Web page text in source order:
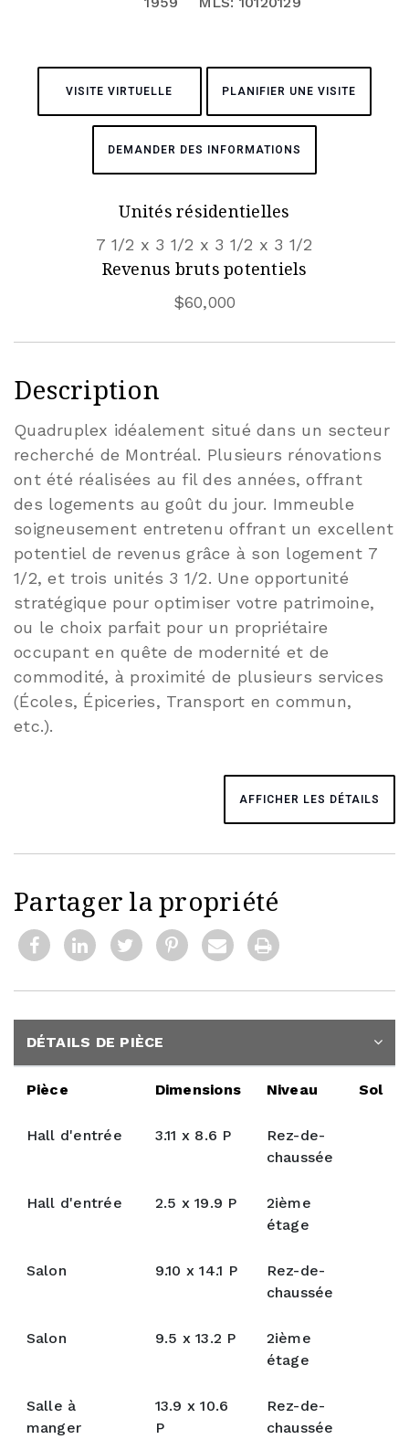
VISITE VIRTUELLE PLANIFIER UNE VISITE
DEMANDER DES INFORMATIONS
Unités résidentielles
7 1/2 x 3 1/2 x 3 1/2 x 3 1/2
Revenus bruts potentiels
$60,000
Description
Quadruplex idéalement situé dans un secteur
recherché de Montréal. Plusieurs rénovations
ont été réalisées au fil des années, offrant
des logements au goût du jour. Immeuble
soigneusement entretenu offrant un excellent
potentiel de revenus grâce à son logement 7
1/2, et trois unités 3 1/2. Une opportunité
stratégique pour optimiser votre patrimoine,
ou le choix parfait pour un propriétaire
occupant en quête de modernité et de
commodité, à proximité de plusieurs services
(Écoles, Épiceries, Transport en commun,
etc.).
AFFICHER LES DÉTAILS
Partager la propriété
DÉTAILS DE PIÈCE
Pièce Dimensions Niveau Sol
Hall d'entrée 3.11 x 8.6 P
Rez-de-
chaussée
Hall d'entrée 2.5 x 19.9 P
2ième
étage
Salon 9.10 x 14.1 P
Rez-de-
chaussée
Salon 9.5 x 13.2 P
2ième
étage
Salle à
manger
13.9 x 10.6
P
Rez-de-
chaussée